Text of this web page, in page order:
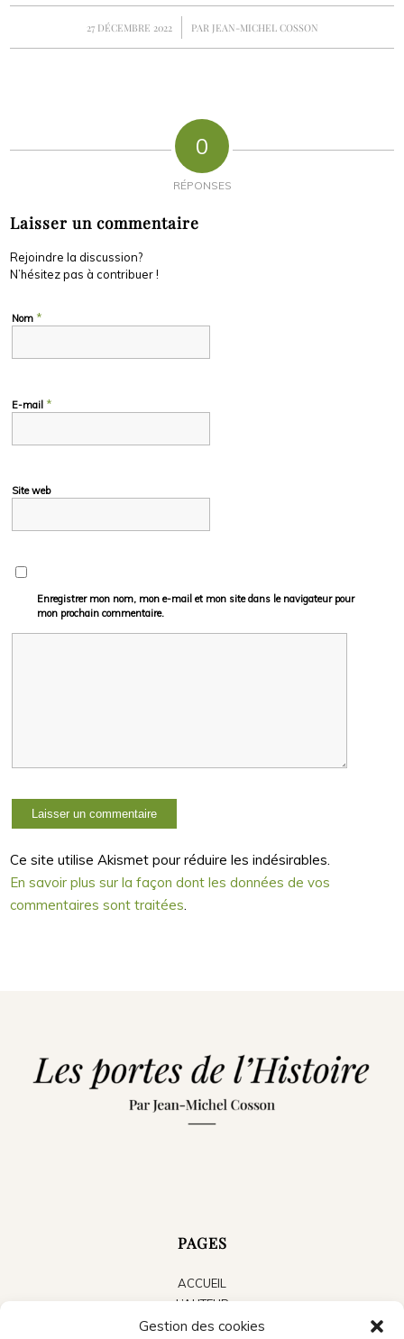
Gestion des cookies
27 DÉCEMBRE 2022
/ PAR JEAN-MICHEL COSSON
0
RÉPONSES
Laisser un commentaire
Rejoindre la discussion?
N’hésitez pas à contribuer !
Nom *
E-mail *
Site web
Enregistrer mon nom, mon e-mail et mon site dans le navigateur pour
mon prochain commentaire.
Ce site utilise Akismet pour réduire les indésirables.
En savoir plus sur la façon dont les données de vos
commentaires sont traitées.
PAGES
ACCUEIL
L’AUTEUR
LES LIVRES